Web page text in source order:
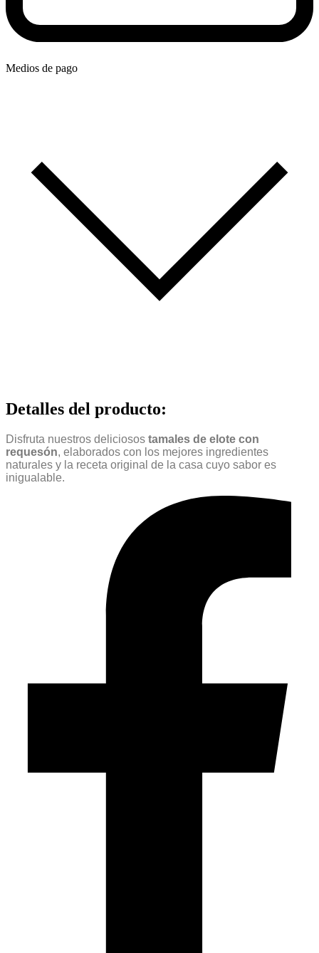
Medios de pago
Detalles del producto:
Disfruta nuestros deliciosos tamales de elote con
requesón, elaborados con los mejores ingredientes
naturales y la receta original de la casa cuyo sabor es
inigualable.